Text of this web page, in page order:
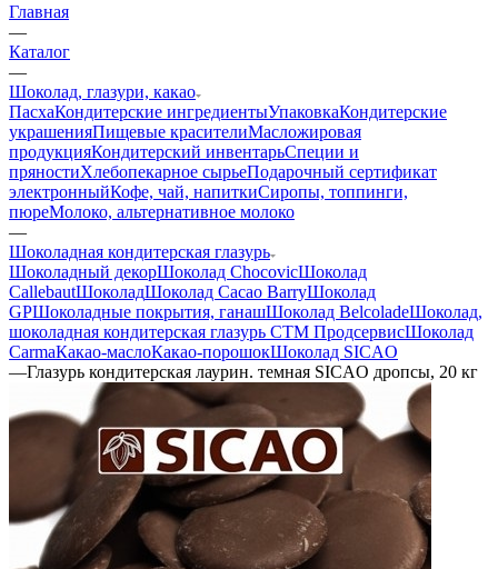
Главная
—
Каталог
—
Шоколад, глазури, какао
ПасхаКондитерские ингредиентыУпаковкаКондитерские
украшенияПищевые красителиМасложировая
продукцияКондитерский инвентарьСпеции и
пряностиХлебопекарное сырьеПодарочный сертификат
электронныйКофе, чай, напиткиСиропы, топпинги,
пюреМолоко, альтернативное молоко
—
Шоколадная кондитерская глазурь
Шоколадный декорШоколад ChocovicШоколад
CallebautШоколадШоколад Cacao BarryШоколад
GPШоколадные покрытия, ганашШоколад BelcoladeШоколад,
шоколадная кондитерская глазурь СТМ ПродсервисШоколад
CarmaКакао-маслоКакао-порошокШоколад SICAO
—Глазурь кондитерская лаурин. темная SICAO дропсы, 20 кг